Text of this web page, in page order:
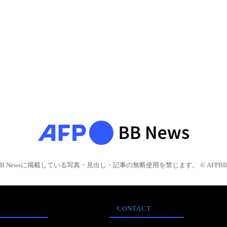
Newsに掲載している写真・見出し・記事の無断使用を禁じます。 © AFPBB
CONTACT